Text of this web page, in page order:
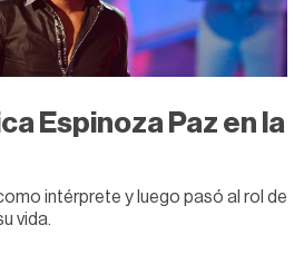
Espinoza Paz en la
intérprete y luego pasó al rol de
vida.